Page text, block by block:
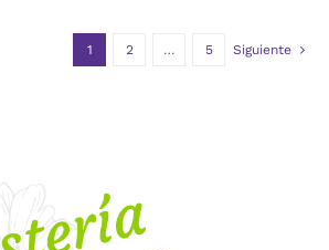
1 2 … 5 Siguiente